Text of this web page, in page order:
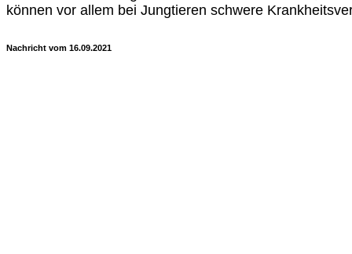
können vor allem bei Jungtieren schwere
Nachricht vom 16.09.2021